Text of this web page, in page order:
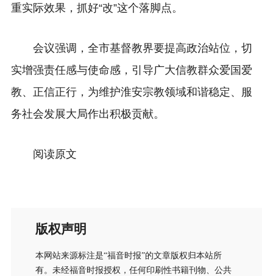
重实际效果，抓好“改”这个落脚点。
会议强调，全市基督教界要提高政治站位，切
实增强责任感与使命感，引导广大信教群众爱国爱
教、正信正行，为维护淮安宗教领域和谐稳定、服
务社会发展大局作出积极贡献。
阅读原文
版权声明
本网站来源标注是“福音时报”的文章版权归本站所
有。未经福音时报授权，任何印刷性书籍刊物、公共